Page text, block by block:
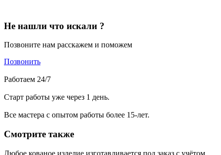
Не нашли что искали ?
Позвоните нам расскажем и поможем
Позвонить
Работаем 24/7
Старт работы уже через 1 день.
Все мастера с опытом работы более 15-лет.
Смотрите также
Любое кованое изделие изготавливается под заказ с учётом